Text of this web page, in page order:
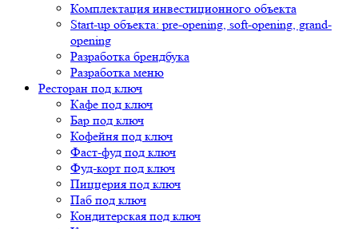
Комплектация инвестиционного объекта
Start-up объекта: pre-opening, soft-opening, grand-
opening
Разработка брендбука
Разработка меню
Ресторан под ключ
Кафе под ключ
Бар под ключ
Кофейня под ключ
Фаст-фуд под ключ
Фуд-корт под ключ
Пиццерия под ключ
Паб под ключ
Кондитерская под ключ